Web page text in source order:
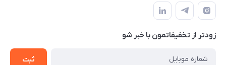
حساب کاربری
حریم خصوصی
نحوه خرید از گوشی آنلاین
شرایط ضمانت هفت روزه
روش ارسال کالا در گوشی آنلاین
روش بازگردانی کالا
زودتر از تخفیفاتمون با خبر شو
ثبت